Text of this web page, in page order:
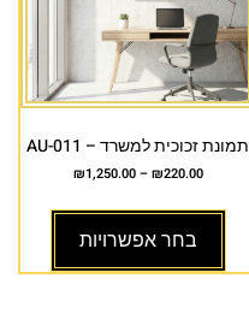
תמונת זכוכית למשרד – AU-011
₪220.00
–
₪1,250.00
בחר אפשרויות